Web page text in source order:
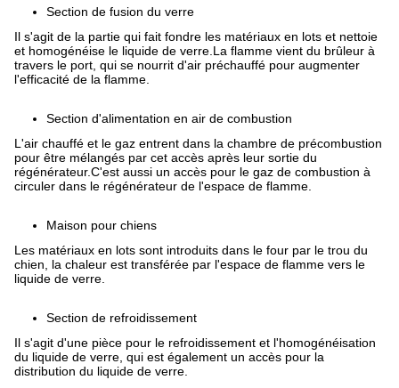
Section de fusion du verre
Il s'agit de la partie qui fait fondre les matériaux en lots et nettoie
et homogénéise le liquide de verre.La flamme vient du brûleur à
travers le port, qui se nourrit d'air préchauffé pour augmenter
l'efficacité de la flamme.
Section d'alimentation en air de combustion
L'air chauffé et le gaz entrent dans la chambre de précombustion
pour être mélangés par cet accès après leur sortie du
régénérateur.C'est aussi un accès pour le gaz de combustion à
circuler dans le régénérateur de l'espace de flamme.
Maison pour chiens
Les matériaux en lots sont introduits dans le four par le trou du
chien, la chaleur est transférée par l'espace de flamme vers le
liquide de verre.
Section de refroidissement
Il s'agit d'une pièce pour le refroidissement et l'homogénéisation
du liquide de verre, qui est également un accès pour la
distribution du liquide de verre.